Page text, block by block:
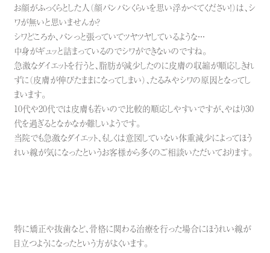
お顔がふっくらとした人（顔パンパンくらいを思い浮かべてください！）は、シ
ワが無いと思いませんか？
シワどころか、パンっと張っていてツヤツヤしているような・・・
中身がギュッと詰まっているのでシワができないのですね。
急激なダイエットを行うと、脂肪が減少したのに皮膚の収縮が順応しきれ
ずに（皮膚が伸びたままになってしまい）、たるみやシワの原因となってし
まいます。
10代や20代では皮膚も若いので比較的順応しやすいですが、やはり30
代を過ぎるとなかなか難しいようです。
当院でも急激なダイエット、もしくは意図していない体重減少によってほう
れい線が気になったというお客様から多くのご相談いただいております。
特に矯正や抜歯など、骨格に関わる治療を行った場合にほうれい線が
目立つようになったという方がよくいます。